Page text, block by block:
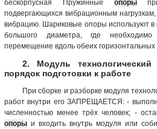
бескорпусная Пружинные опоры
подвергающихся вибрационным
вибрацию. Шариковые опоры используют в
большого диаметра, где
перемещение вдоль обеих горизонтальных
2. Модуль
порядок подготовки к работе
При сборке и разборке модуля
работ внутри его ЗАПРЕЩАЕТСЯ: -
численностью менее трёх человек; -
опоры и входить внутрь модуля или